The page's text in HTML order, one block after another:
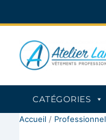
au
CATÉGORIES
Accueil / Professionnel